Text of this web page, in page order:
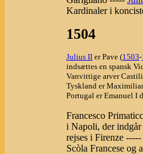
Kardinaler i
1504
Julius II er Pave (1503-
indsættes en spansk
Vanvittige arver
Tyskland er
Portugal er Emanuel I
Francesco
i Napoli, der
rejses i Firenze -----
Scòla Francese